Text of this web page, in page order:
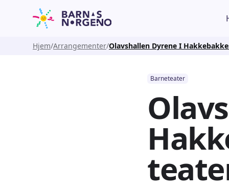
Hjem Arrangementer Olavshallen Dyrene I
Barneteater